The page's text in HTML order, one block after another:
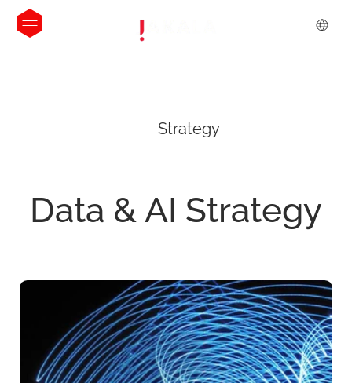
Strategy
Data &AI Strategy